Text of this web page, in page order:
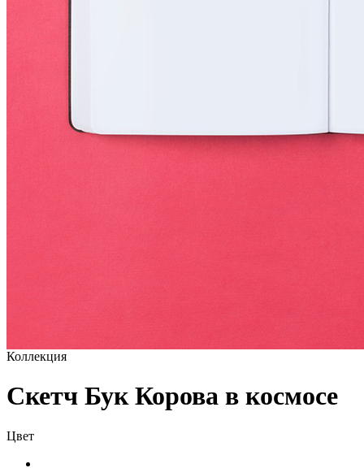
Коллекция
Скетч Бук Корова в космосе
Цвет